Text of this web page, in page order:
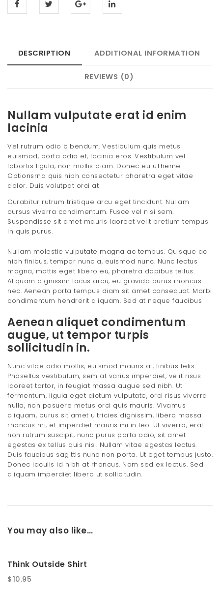
DESCRIPTION ADDITIONAL INFORMATION
REVIEWS (0)
Nullam vulputate erat id enim
lacinia
Vel rutrum odio bibendum. Vestibulum quis metus
euismod, porta odio et, lacinia eros. Vestibulum vel
lobortis ligula, non mollis diam. Donec eu uTheme
Optionsrna quis nibh consectetur pharetra eget vitae
dolor. Duis volutpat orci at
Curabitur rutrum tristique arcu eget tincidunt. Nullam
cursus viverra condimentum. Fusce vel nisi sem.
Suspendisse sit amet mauris laoreet velit pretium tempus
in quis purus.
Nullam molestie vulputate magna ac tempus. Quisque ac
nibh finibus, tempor nunc a, euismod nunc. Nunc lectus
magna, mattis eget libero eu, pharetra dapibus tellus.
Aliquam dignissim lacus arcu, eu gravida purus rhoncus
nec. Aenean porta tempus diam sit amet consequat. Morbi
condimentum hendrerit aliquam. Sed at neque faucibus
Aenean aliquet condimentum
augue, ut tempor turpis
sollicitudin in.
Nunc vitae odio mollis, euismod mauris at, finibus felis.
Phasellus vestibulum, sem at varius imperdiet, velit risus
laoreet tortor, in feugiat massa augue sed nibh. Ut
fermentum, ligula eget dictum vulputate, orci risus viverra
nulla, non posuere metus orci quis mauris. Vivamus
aliquam, purus sit amet ultricies dignissim, libero massa
rhoncus mi, et imperdiet mauris mi in leo. Ut viverra, erat
non rutrum suscipit, nunc purus porta odio, sit amet
egestas ex tellus quis nisl. Nullam vitae egestas lectus.
Duis faucibus sagittis nunc non porta. Ut eget tempus justo.
Donec iaculis id nibh at rhoncus. Nam sed ex lectus. Sed
aliquam imperdiet libero ut sollicitudin.
You may also like…
Think Outside Shirt
$10.95